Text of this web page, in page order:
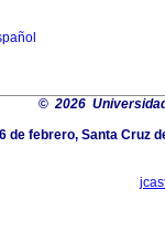
©2026
de febrero, Santa Cruz